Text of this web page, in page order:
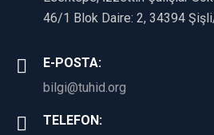
46/1 Blok Daire: 2, 34394
E-POSTA:
bilgi@tuhid.org
TELEFON: